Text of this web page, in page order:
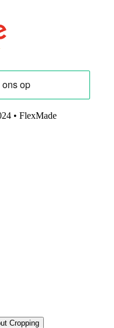
• FlexMade
Cropping